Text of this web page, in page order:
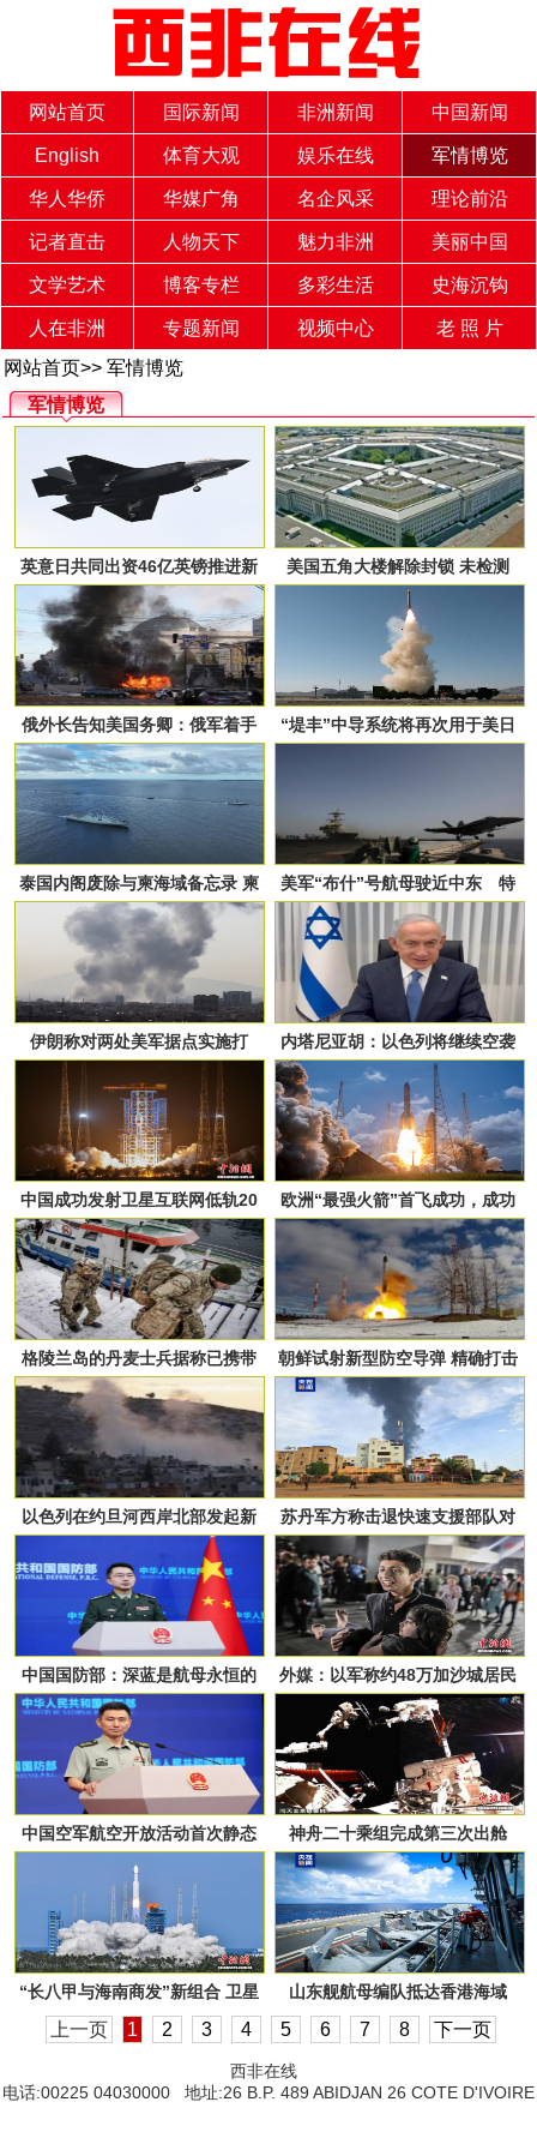
网站首页 国际新闻 非洲新闻 中国新闻
English 体育大观 娱乐在线 军情博览
华人华侨 华媒广角 名企风采 理论前沿
记者直击 人物天下 魅力非洲 美丽中国
文学艺术 博客专栏 多彩生活 史海沉钩
人在非洲 专题新闻 视频中心
老 照 片
网站首页>> 军情博览
军情博览
英意日共同出资46亿英镑推进新
一代战机研发项目
美国五角大楼解除封锁 未检测
出“危险品”
俄外长告知美国务卿：俄军着手
报复性打击基辅军事关联目标
“堤丰”中导系统将再次用于美日
泰国内阁废除与柬海域备忘录 柬
埔寨外交部回应
美军“布什”号航母驶近中东 特
朗普称“时间在倒计时”
伊朗称对两处美军据点实施打
击，造成“极其严重”伤亡
内塔尼亚胡：以色列将继续空袭
伊朗和黎巴嫩
中国成功发射卫星互联网低轨20
组卫星
欧洲“最强火箭”首飞成功，成功
部署32颗亚马逊卫星
格陵兰岛的丹麦士兵据称已携带
实弹做好战斗准备
朝鲜试射新型防空导弹 精确打击
假想高空目标
以色列在约旦河西岸北部发起新
苏丹军方称击退快速支援部队对
一铁路枢纽的进攻
中国国防部：深蓝是航母永恒的
方向
外媒：以军称约48万加沙城居民
已撤往加沙地带南部
中国空军航空开放活动首次静态
展示歼-20
神舟二十乘组完成第三次出舱
“长八甲与海南商发”新组合 卫星
互联网低轨06组卫星成功发射
山东舰航母编队抵达香港海域
上一页 1 2 3 4 5 6 7 8 下一页
西非在线
电话:00225 04030000 地址:26 B.P. 489 ABIDJAN 26 COTE D'IVOIRE